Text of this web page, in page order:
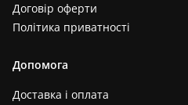
Договір оферти
Політика приватності
Допомога
Доставка і оплата